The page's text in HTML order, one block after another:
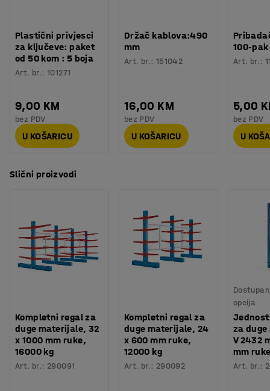
Plastični privjesci
za ključeve: paket
od 50 kom : 5 boja
Art. br.:101271
9,00 KM
bez PDV
U KOŠARICU
Držač kablova:490
mm
Art. br.: 151042
16,00 KM
bez PDV
U KOŠARICU
100-pak
Art. br.:
5,00
bez PDV
U
Slični proizvodi
Kompletni regal za
duge materijale, 32
x 1000 mm ruke,
16000 kg
Art. br.: 290091
Kompletni regal za
duge materijale, 24
x 600 mm ruke,
12000 kg
Art. br.: 290092
opcija
za
V 2432
mm
Art. br.: